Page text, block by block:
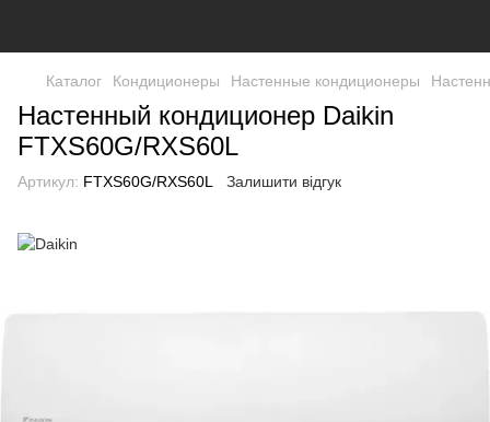
Каталог Кондиционеры Настенные кондиционеры
Настенный кондиционер Daikin
FTXS60G/RXS60L
Артикул: FTXS60G/RXS60L Залишити відгук